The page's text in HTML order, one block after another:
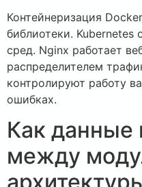
Контейнеризация
библиотеки. Kubernetes
сред. Nginx работает
распределителем
контролируют работу
ошибках.
Как данные
между